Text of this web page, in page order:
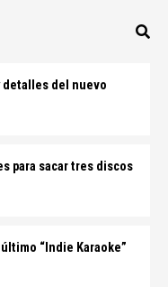
detalles del nuevo
para sacar tres discos
“Indie Karaoke”